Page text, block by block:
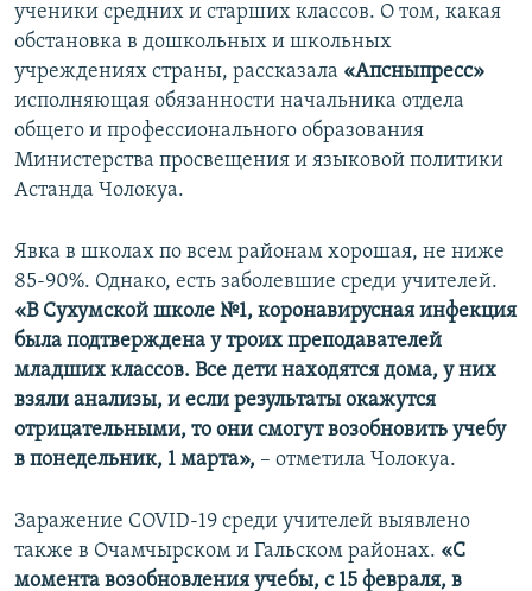
ученики средних и старших классов. О том, какая
обстановка в дошкольных и школьных
учреждениях страны, рассказала «Апсныпресс»
исполняющая обязанности начальника отдела
общего и профессионального образования
Министерства просвещения и языковой политики
Астанда Чолокуа.
Явка в школах по всем районам хорошая, не ниже
85-90%. Однако, есть заболевшие среди учителей.
«В Сухумской школе №1, коронавирусная инфекция
была подтверждена у троих преподавателей
младших классов. Все дети находятся дома, у них
взяли анализы, и если результаты окажутся
отрицательными, то они смогут возобновить учебу
в понедельник, 1 марта», – отметила Чолокуа.
Заражение COVID-19 среди учителей выявлено
также в Очамчырском и Гальском районах. «С
момента возобновления учебы, с 15 февраля, в